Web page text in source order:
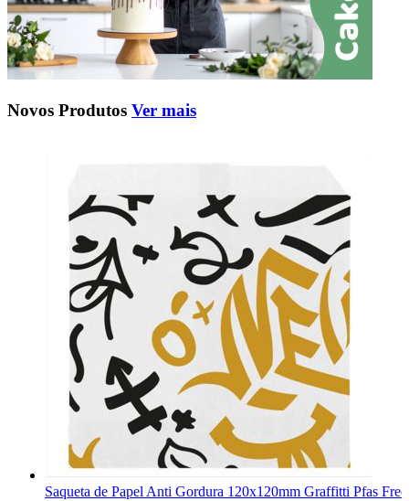
Novos Produtos Ver mais
Saqueta de Papel Anti Gordura 120x120mm Graffitti Pfas